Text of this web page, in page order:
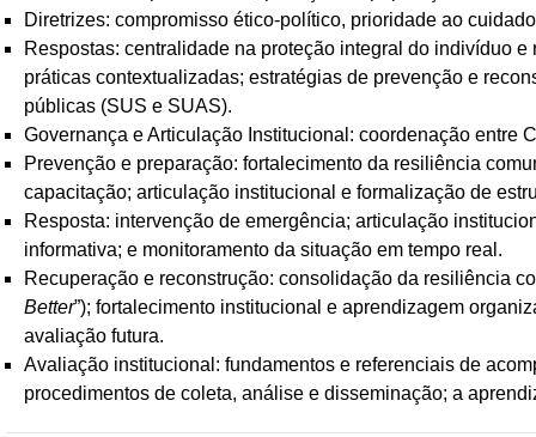
Diretrizes: compromisso ético-político, prioridade ao
Respostas: centralidade na proteção integral do indivíduo
práticas contextualizadas; estratégias de prevenção e
públicas (SUS e SUAS).
Governança e Articulação Institucional: coordenação entre
Prevenção e preparação: fortalecimento da resiliência
capacitação; articulação institucional e formalização de
Resposta: intervenção de emergência; articulação
informativa; e monitoramento da situação em tempo real.
Recuperação e reconstrução: consolidação da resiliência
Better”); fortalecimento institucional e aprendizagem
avaliação futura.
Avaliação institucional: fundamentos e referenciais de
procedimentos de coleta, análise e disseminação; a